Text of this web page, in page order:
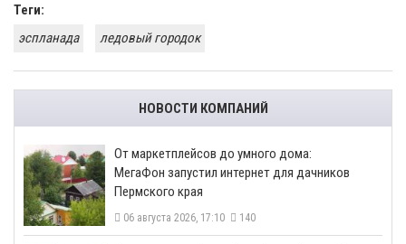
Теги:
эспланада
ледовый городок
НОВОСТИ КОМПАНИЙ
От маркетплейсов до умного дома:
МегаФон запустил интернет для дачников
Пермского края
06 августа 2026, 17:10 140